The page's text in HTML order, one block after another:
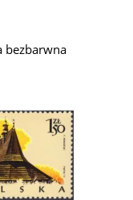
bezbarwna